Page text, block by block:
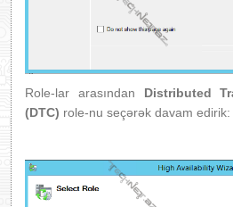
Role-lar arasından Distributed
(DTC) role-nu seçərək davam edirik: